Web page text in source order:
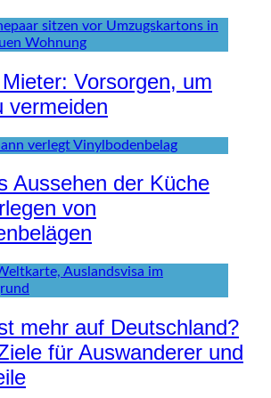
Vorsorgen, um
vermeiden
Aussehen der Küche
von
mehr auf Deutschland?
für Auswanderer und